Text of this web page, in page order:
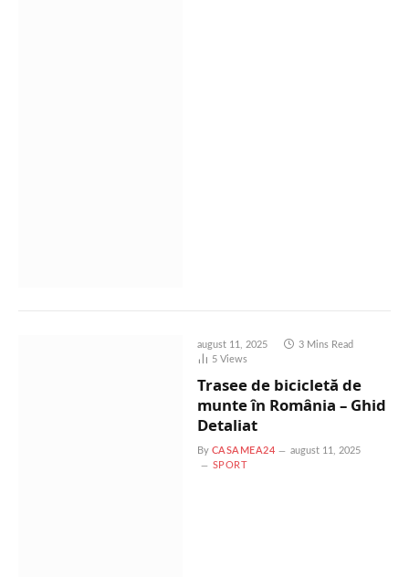
august 11, 2025
3 Mins Read
5 Views
Trasee de bicicletă de
munte în România – Ghid
Detaliat
By CASAMEA24
august 11, 2025
SPORT